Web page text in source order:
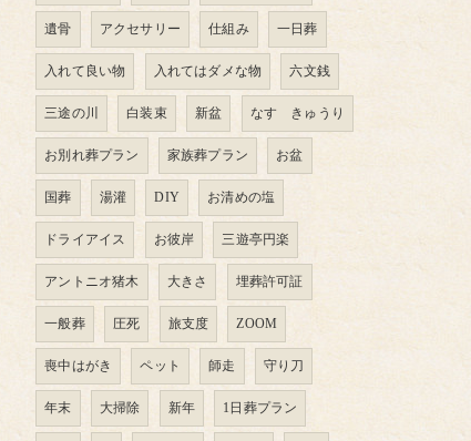
遺骨 アクセサリー 仕組み 一日葬
入れて良い物 入れてはダメな物 六文銭
三途の川 白装束 新盆 なす きゅうり
お別れ葬プラン 家族葬プラン お盆
国葬 湯灌 DIY お清めの塩
ドライアイス お彼岸 三遊亭円楽
アントニオ猪木 大きさ 埋葬許可証
一般葬 圧死 旅支度 ZOOM
喪中はがき ペット 師走 守り刀
年末 大掃除 新年 1日葬プラン